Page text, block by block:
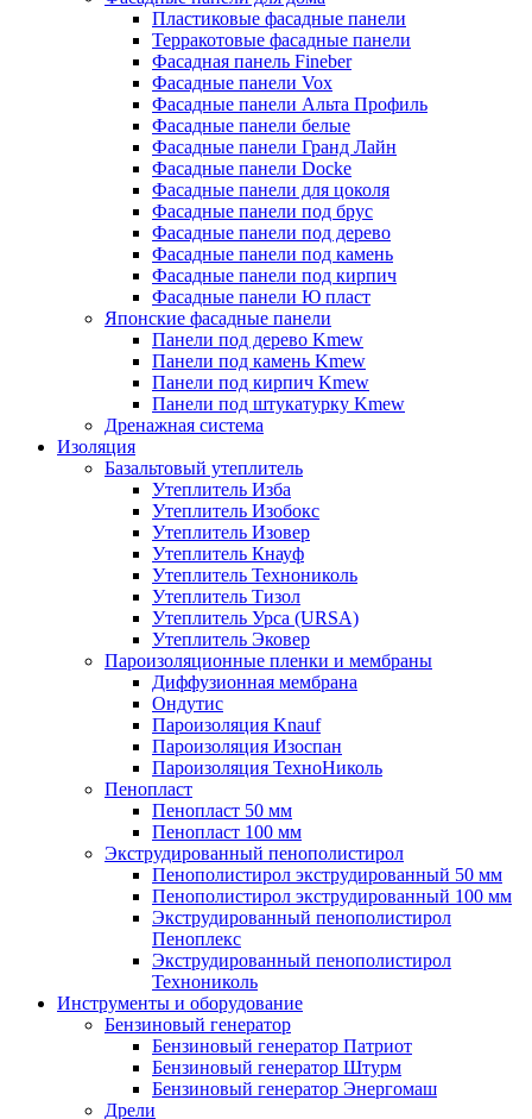
Пластиковые фасадные панели
Терракотовые фасадные панели
Фасадная панель Fineber
Фасадные панели Vox
Фасадные панели Альта Профиль
Фасадные панели белые
Фасадные панели Гранд Лайн
Фасадные панели Docke
Фасадные панели для цоколя
Фасадные панели под брус
Фасадные панели под дерево
Фасадные панели под камень
Фасадные панели под кирпич
Фасадные панели Ю пласт
Японские фасадные панели
Панели под дерево Kmew
Панели под камень Kmew
Панели под кирпич Kmew
Панели под штукатурку Kmew
Дренажная система
Изоляция
Базальтовый утеплитель
Утеплитель Изба
Утеплитель Изобокс
Утеплитель Изовер
Утеплитель Кнауф
Утеплитель Технониколь
Утеплитель Тизол
Утеплитель Урса (URSA)
Утеплитель Эковер
Пароизоляционные пленки и мембраны
Диффузионная мембрана
Ондутис
Пароизоляция Knauf
Пароизоляция Изоспан
Пароизоляция ТехноНиколь
Пенопласт
Пенопласт 50 мм
Пенопласт 100 мм
Экструдированный пенополистирол
Пенополистирол экструдированный 50 мм
Пенополистирол экструдированный 100 мм
Экструдированный пенополистирол
Пеноплекс
Экструдированный пенополистирол
Технониколь
Инструменты и оборудование
Бензиновый генератор
Бензиновый генератор Патриот
Бензиновый генератор Штурм
Бензиновый генератор Энергомаш
Дрели